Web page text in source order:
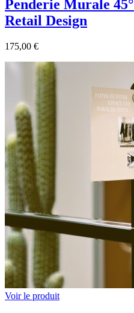
Penderie Murale 45°
Retail Design
175,00 €
Voir le produit